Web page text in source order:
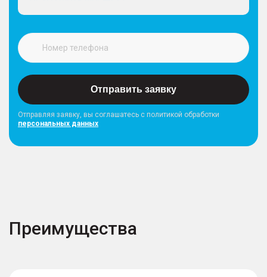
Отправить заявку
Отправляя заявку, вы соглашатесь с политикой обработки
персональных данных
Преимущества